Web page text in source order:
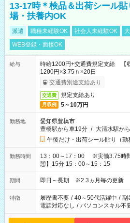
13-17時＊検品＆出荷シール
場・扶養内OK
派遣 職種未経験OK 社会人未経験OK
WEB登録・面接OK
給与
時給1200円+交通費規定支給 【
1200円×3.75ｈ×20日
交通費別途支給あり
交通費 規定支給あり
月収例 5～10万円
勤務地
愛知県豊橋市
豊橋駅から車19分 / 大清水駅か
午後だけ・出荷シール貼り（勤
勤務時間
13：00～17：00 ※実働3.75時間 ◆16時までも相談可能 【
憩】15分 15：00～15：15
期間 即日～長期 ※2.3ヵ月毎の更新
特徴 履歴書不要 / 40～50代活躍中 / 副
電話対応なし / パソコンスキル不